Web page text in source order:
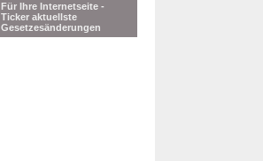
Für Ihre Internetseite -
Ticker aktuellste
Gesetzesänderungen